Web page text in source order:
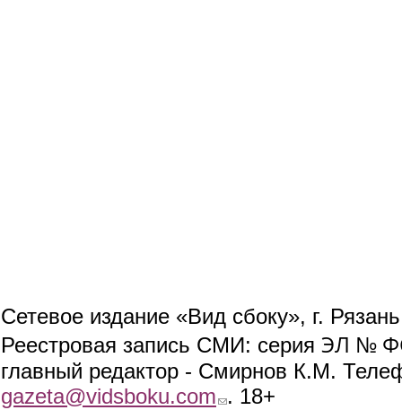
Сетевое издание «Вид сбоку», г.
Реестровая запись СМИ: серия ЭЛ №
главный редактор - Смирнов К.М.
gazeta@vidsboku.com (link sends e-mail)
. 18+